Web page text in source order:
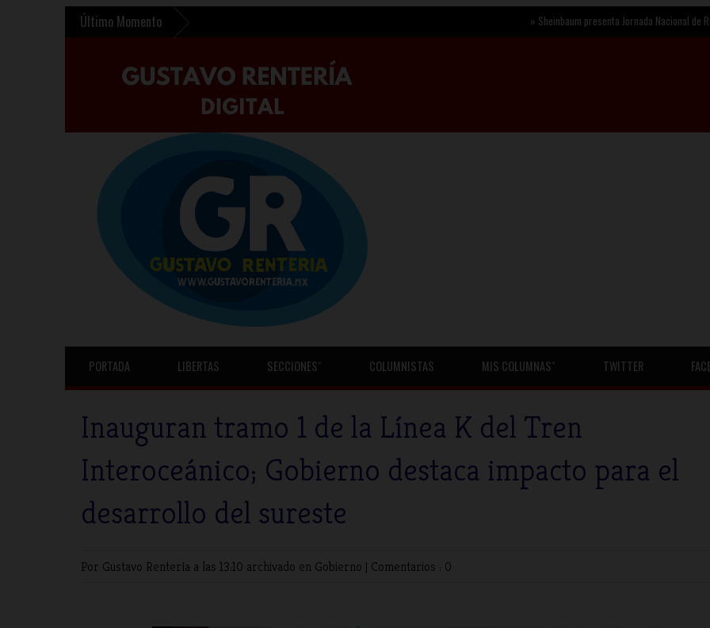
Último Momento Sheinbaum presenta Jornada Nacional de
PORTADA LIBERTAS SECCIONESˇ COLUMNISTAS MIS COLUMNASˇ TWITTER
Inauguran tramo 1 de la Línea K del Tren
Interoceánico; Gobierno destaca impacto para el
desarrollo del sureste
Por Gustavo Rentería a las 13:10 archivado en Gobierno | Comentarios : 0